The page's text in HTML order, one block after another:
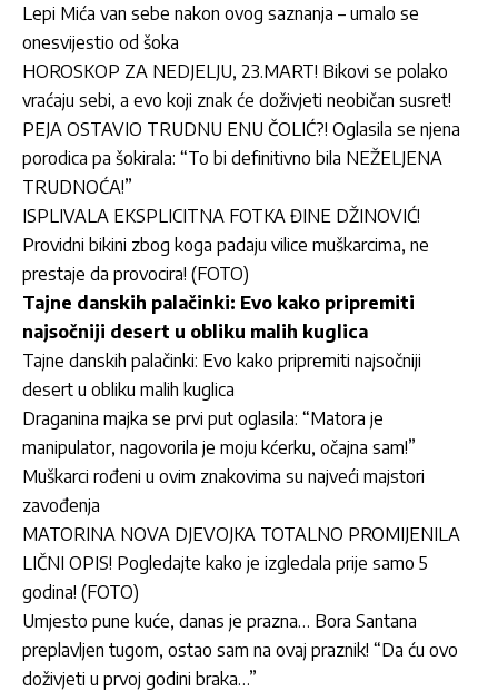
Lepi Mića van sebe nakon ovog saznanja – umalo se
onesvijestio od šoka
HOROSKOP ZA NEDJELJU, 23.MART! Bikovi se polako
vraćaju sebi, a evo koji znak će doživjeti neobičan susret!
PEJA OSTAVIO TRUDNU ENU ČOLIĆ?! Oglasila se njena
porodica pa šokirala: “To bi definitivno bila NEŽELJENA
TRUDNOĆA!”
ISPLIVALA EKSPLICITNA FOTKA ĐINE DŽINOVIĆ!
Providni bikini zbog koga padaju vilice muškarcima, ne
prestaje da provocira! (FOTO)
Tajne danskih palačinki: Evo kako pripremiti
najsočniji desert u obliku malih kuglica
Tajne danskih palačinki: Evo kako pripremiti najsočniji
desert u obliku malih kuglica
Draganina majka se prvi put oglasila: “Matora je
manipulator, nagovorila je moju kćerku, očajna sam!”
Muškarci rođeni u ovim znakovima su najveći majstori
zavođenja
MATORINA NOVA DJEVOJKA TOTALNO PROMIJENILA
LIČNI OPIS! Pogledajte kako je izgledala prije samo 5
godina! (FOTO)
Umjesto pune kuće, danas je prazna… Bora Santana
preplavljen tugom, ostao sam na ovaj praznik! “Da ću ovo
doživjeti u prvoj godini braka…”